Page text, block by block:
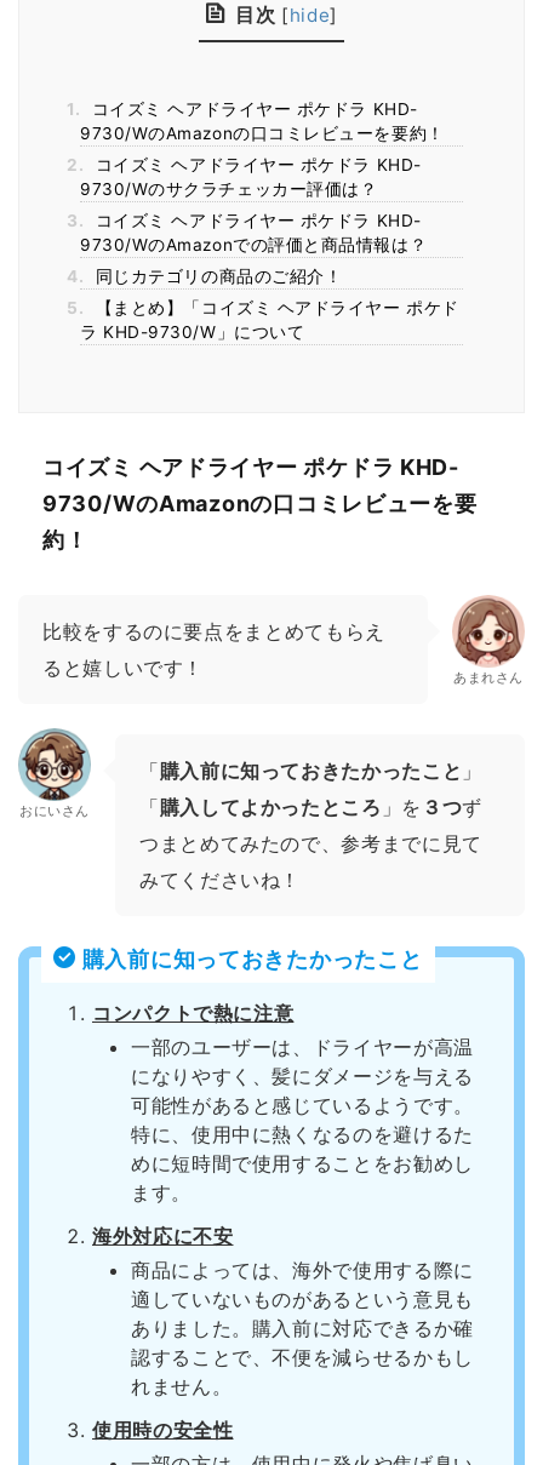
目次 [hide]
1.
コイズミ ヘアドライヤー ポケドラ KHD-
9730/WのAmazonの口コミレビューを要約！
2.
コイズミ ヘアドライヤー ポケドラ KHD-
9730/Wのサクラチェッカー評価は？
3.
コイズミ ヘアドライヤー ポケドラ KHD-
9730/WのAmazonでの評価と商品情報は？
4.
同じカテゴリの商品のご紹介！
5.
【まとめ】「コイズミ ヘアドライヤー ポケド
ラ KHD-9730/W」について
コイズミ ヘアドライヤー ポケドラ KHD-
9730/WのAmazonの口コミレビューを要
約！
比較をするのに要点をまとめてもらえ
ると嬉しいです！
あまれさん
おにいさん
「購入前に知っておきたかったこと 」
「購入してよかったところ 」を ３つず
つまとめてみたので、参考までに見て
みてくださいね！
購入前に知っておきたかったこと
コンパクトで熱に注意
一部のユーザーは、ドライヤーが高温
になりやすく、髪にダメージを与える
可能性があると感じているようです。
特に、使用中に熱くなるのを避けるた
めに短時間で使用することをお勧めし
ます。
海外対応に不安
商品によっては、海外で使用する際に
適していないものがあるという意見も
ありました。購入前に対応できるか確
認することで、不便を減らせるかもし
れません。
使用時の安全性